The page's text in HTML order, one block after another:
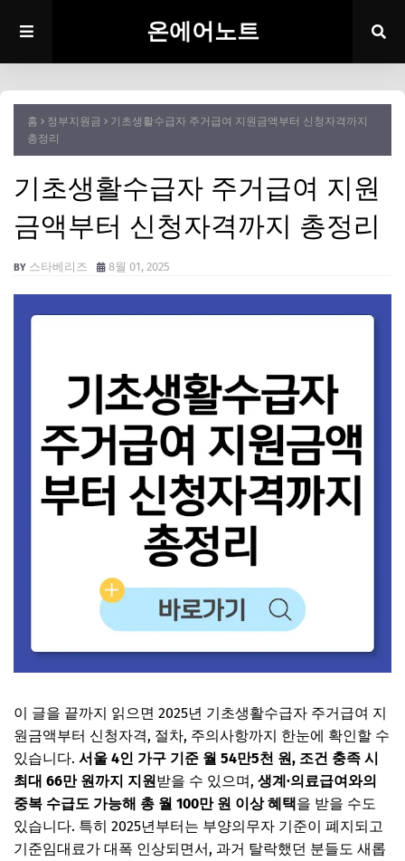
온에어노트
홈 정부지원금
기초생활수급자 주거급여 지원금액부터 신청자격까지
총정리
기초생활수급자 주거급여 지원
금액부터 신청자격까지 총정리
스타베리즈 8월 01, 2025
이 글을 끝까지 읽으면 2025년 기초생활수급자 주거급여 지
원금액부터 신청자격, 절차, 주의사항까지 한눈에 확인할 수
있습니다. 서울 4인 가구 기준 월 54만5천 원, 조건 충족 시
최대 66만 원까지 지원받을 수 있으며, 생계·의료급여와의
중복 수급도 가능해 총 월 100만 원 이상 혜택을 받을 수도
있습니다. 특히 2025년부터는 부양의무자 기준이 폐지되고
기준임대료가 대폭 인상되면서, 과거 탈락했던 분들도 새롭